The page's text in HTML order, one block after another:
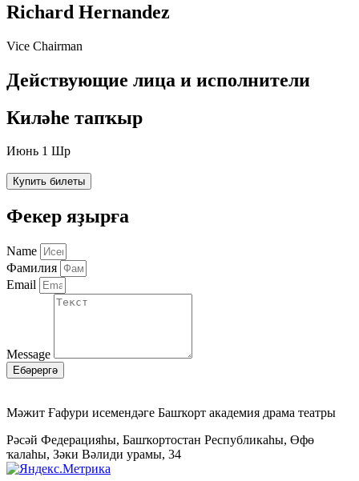
Richard Hernandez
Vice Chairman
Действующие лица и исполнители
Киләһе тапҡыр
Июнь 1 Шр
Купить билеты
Фекер яҙырға
Name
Фамилия
Email
Message
Ебәрергә
Мәжит Ғафури исемендәге Башҡорт академия драма театры
Рәсәй Федерацияһы, Башҡортостан Республикаһы, Өфө
ҡалаһы, Зәки Вәлиди урамы, 34